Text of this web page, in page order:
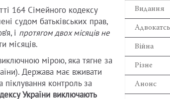
164 Сімейного кодексу
судом батьківських прав,
і протягом двох місяців не
місяців.
мірою, яка тягне за
Держава має вживати
піклування контроль за
України виключають
Видання
Війна
Різне
Анонс